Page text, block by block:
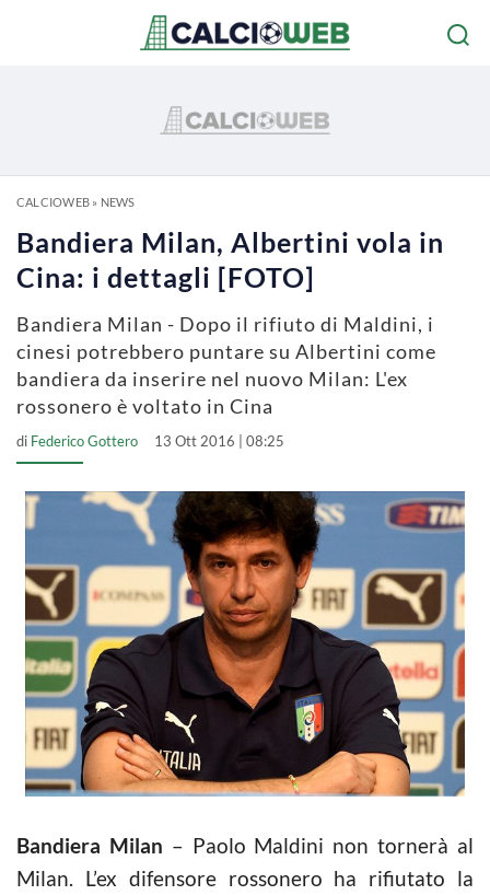
CALCIOWEB» NEWS
Bandiera Milan, Albertini vola in
Cina: i dettagli [FOTO]
Bandiera Milan - Dopo il rifiuto di Maldini, i
cinesi potrebbero puntare su Albertini come
bandiera da inserire nel nuovo Milan: L'ex
rossonero è voltato in Cina
di Federico Gottero 13 Ott 2016 | 08:25
Bandiera Milan – Paolo Maldini non tornerà al
Milan. L’ex difensore rossonero ha rifiutato la